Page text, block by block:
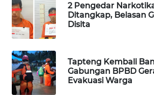
2 Pengedar
Ditangkap, Belasan
Disita
Tapteng Kembali
Gabungan BPBD
Evakuasi Warga
JURNAL
MARITIM
HUMBANG
NEWS
GARONGGANG